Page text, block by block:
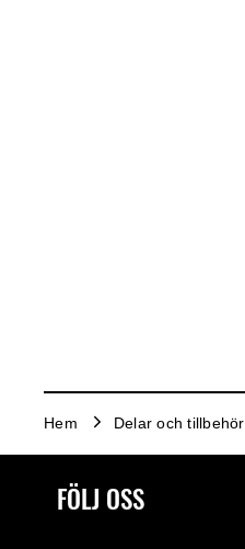
Hem Delar och tillbehör
FÖLJ OSS